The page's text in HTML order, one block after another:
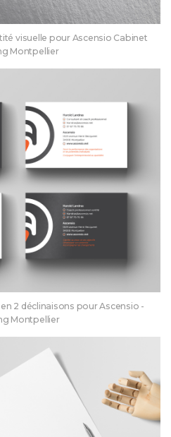
visuelle pour Ascensio Cabinet
Montpellier
2 déclinaisons pour Ascensio -
Montpellier